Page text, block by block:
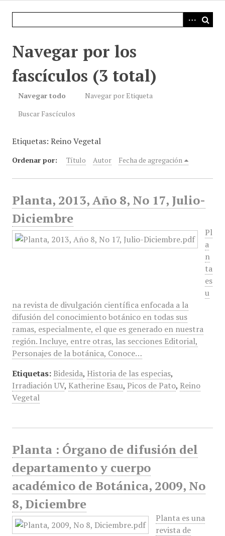
Navegar por los
fascículos (3 total)
Navegar todo
Navegar por Etiqueta
Buscar Fascículos
Etiquetas: Reino Vegetal
Ordenar por: Título Autor Fecha de agregación
Planta, 2013, Año 8, No 17, Julio-
Diciembre
Pl
a
n
ta
es
u
na revista de divulgación científica enfocada a la
difusión del conocimiento botánico en todas sus
ramas, especialmente, el que es generado en nuestra
región. Incluye, entre otras, las secciones Editorial,
Personajes de la botánica, Conoce…
Etiquetas: Bidesida, Historia de las especias,
Irradiación UV, Katherine Esau, Picos de Pato, Reino
Vegetal
Planta : Órgano de difusión del
departamento y cuerpo
académico de Botánica, 2009, No
8, Diciembre
Planta es una
revista de